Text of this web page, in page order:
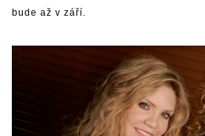
bude až v září.